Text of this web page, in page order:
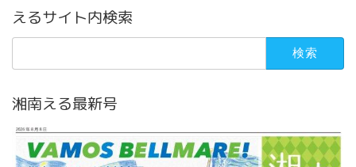
えるサイト内検索
検
湘南える最新号